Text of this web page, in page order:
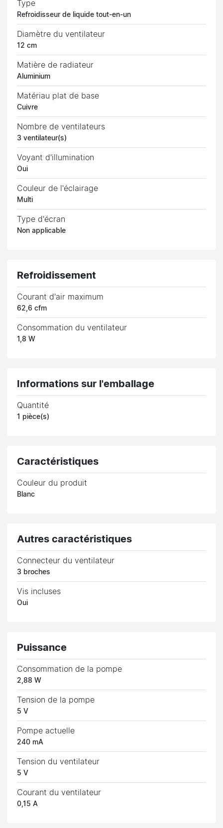
Type
Refroidisseur de liquide tout-en-un
Diamètre du ventilateur
12 cm
Matière de radiateur
Aluminium
Matériau plat de base
Cuivre
Nombre de ventilateurs
3 ventilateur(s)
Voyant d'illumination
Oui
Couleur de l'éclairage
Multi
Type d'écran
Non applicable
Refroidissement
Courant d'air maximum
62,6 cfm
Consommation du ventilateur
1,8 W
Informations sur l'emballage
Quantité
1 pièce(s)
Caractéristiques
Couleur du produit
Blanc
Autres caractéristiques
Connecteur du ventilateur
3 broches
Vis incluses
Oui
Puissance
Consommation de la pompe
2,88 W
Tension de la pompe
5 V
Pompe actuelle
240 mA
Tension du ventilateur
5 V
Courant du ventilateur
0,15 A